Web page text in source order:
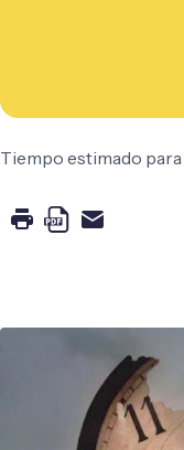
Tiempo estimado